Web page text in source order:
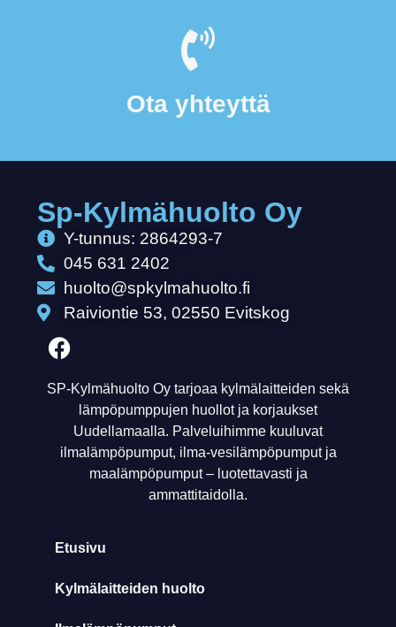
Ota yhteyttä
Sp-Kylmähuolto Oy
Y-tunnus: 2864293-7
045 631 2402
huolto@spkylmahuolto.fi
Raiviontie 53, 02550 Evitskog
SP-Kylmähuolto Oy tarjoaa kylmälaitteiden sekä
lämpöpumppujen huollot ja korjaukset
Uudellamaalla. Palveluihimme kuuluvat
ilmalämpöpumput, ilma-vesilämpöpumput ja
maalämpöpumput – luotettavasti ja
ammattitaidolla.
Etusivu
Kylmälaitteiden huolto